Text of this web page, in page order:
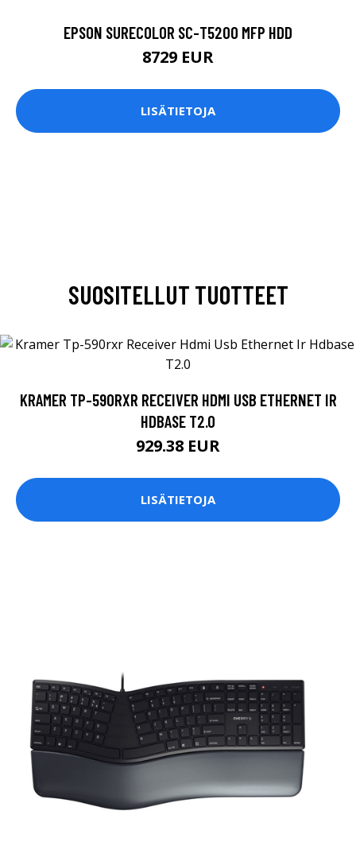
EPSON SURECOLOR SC-T5200 MFP HDD
8729 EUR
LISÄTIETOJA
SUOSITELLUT TUOTTEET
KRAMER TP-590RXR RECEIVER HDMI USB ETHERNET IR
HDBASE T2.0
929.38 EUR
LISÄTIETOJA